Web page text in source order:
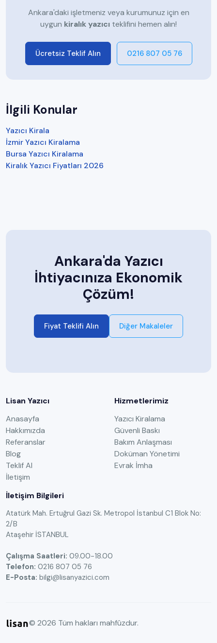
Ankara'daki işletmeniz veya kurumunuz için en
uygun kiralık yazıcı teklifini hemen alın!
Ücretsiz Teklif Alın 0216 807 05 76
İlgili Konular
Yazıcı Kirala
İzmir Yazıcı Kiralama
Bursa Yazıcı Kiralama
Kiralık Yazıcı Fiyatları 2026
Ankara'da Yazıcı
İhtiyacınıza Ekonomik
Çözüm!
Fiyat Teklifi Alın Diğer Makaleler
Lisan Yazıcı
Anasayfa
Hakkımızda
Referanslar
Blog
Teklif Al
İletişim
Hizmetlerimiz
Yazıcı Kiralama
Güvenli Baskı
Bakım Anlaşması
Doküman Yönetimi
Evrak İmha
İletişim Bilgileri
Atatürk Mah. Ertuğrul Gazi Sk. Metropol İstanbul C1 Blok No:
2/B
Ataşehir İSTANBUL
Çalışma Saatleri: 09.00-18.00
Telefon: 0216 807 05 76
E-Posta: bilgi@lisanyazici.com
© 2026 Tüm hakları mahfûzdur.